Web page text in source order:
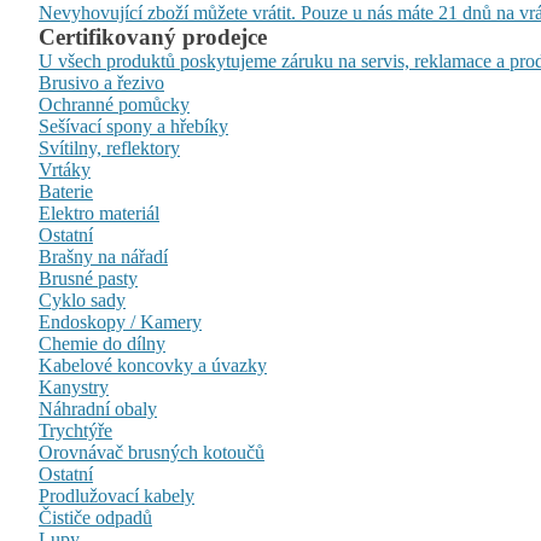
Nevyhovující zboží můžete vrátit. Pouze u nás máte 21 dnů na
Certifikovaný prodejce
U všech produktů poskytujeme záruku na servis, reklamace a
Brusivo a řezivo
Ochranné pomůcky
Sešívací spony a hřebíky
Svítilny, reflektory
Vrtáky
Baterie
Elektro materiál
Ostatní
Brašny na nářadí
Brusné pasty
Cyklo sady
Endoskopy / Kamery
Chemie do dílny
Kabelové koncovky a úvazky
Kanystry
Náhradní obaly
Trychtýře
Orovnávač brusných kotoučů
Ostatní
Prodlužovací kabely
Čističe odpadů